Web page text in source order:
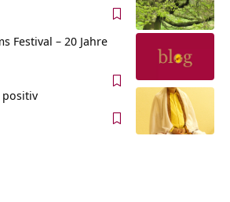
Festival – 20 Jahre
positiv